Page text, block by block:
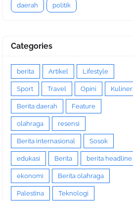
daerah politik
Categories
berita Artikel Lifestyle
Sport Travel Opini Kuliner
Berita daerah Feature
olahraga resensi
Berita internasional Sosok
edukasi Berita berita headline
ekonomi Berita olahraga
Palestina Teknologi